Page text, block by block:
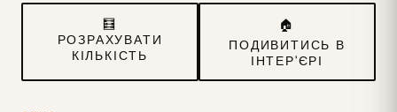
🧮
РОЗРАХУВАТИ
КІЛЬКІСТЬ
🏠
ПОДИВИТИСЬ В
ІНТЕР'ЄРІ